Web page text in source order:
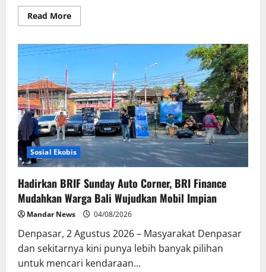
Read MoreRead
more
Mobil
GIIAS
2026,
BRI
Finance
Tawarkan
Pembiayaan
Lebih
Terukur
Sosial Ekobis
Hadirkan BRIF Sunday Auto Corner, BRI Finance
Mudahkan Warga Bali Wujudkan Mobil Impian
Mandar News 04/08/2026
Denpasar, 2 Agustus 2026 – Masyarakat Denpasar
dan sekitarnya kini punya lebih banyak pilihan
untuk mencari kendaraan...